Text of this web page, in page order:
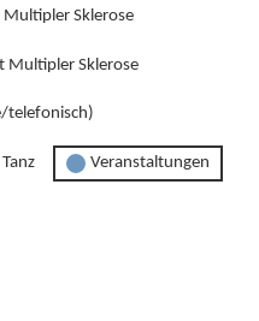
Sklerose
Multipler Sklerose
telefonisch)
Tanz Veranstaltungen